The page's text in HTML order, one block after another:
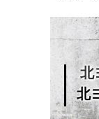
北
北